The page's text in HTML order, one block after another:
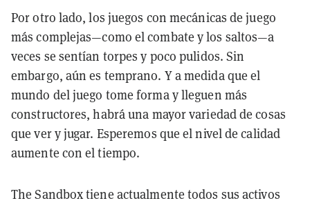
Por otro lado, los juegos con mecánicas de juego
más complejas—como el combate y los saltos—a
veces se sentían torpes y poco pulidos. Sin
embargo, aún es temprano. Y a medida que el
mundo del juego tome forma y lleguen más
constructores, habrá una mayor variedad de cosas
que ver y jugar. Esperemos que el nivel de calidad
aumente con el tiempo.
The Sandbox tiene actualmente todos sus activos